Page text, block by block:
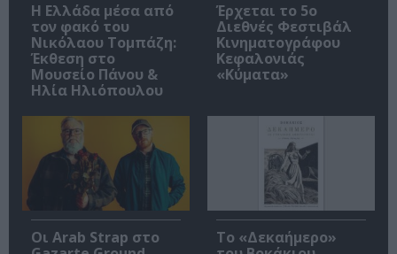
Η Ελλάδα μέσα από
τον φακό του
Νικόλαου Τομπάζη:
Έκθεση στο
Μουσείο Πάνου &
Ηλία Ηλιόπουλου
Έρχεται το 5ο
Διεθνές Φεστιβάλ
Κινηματογράφου
Κεφαλονιάς
«Κύματα»
Οι Arab Strap στο
Το «Δεκαήμερο»